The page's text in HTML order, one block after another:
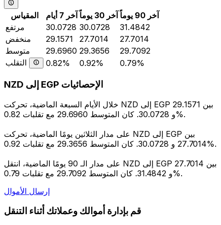
المقياس آخر 7 أيام آخر 30 يوماً
آخر 90 يوماً
مرتفع
30.0728 30.0728
31.4842
منخفض
29.1571 27.7014
27.7014
متوسط
29.6960 29.3656
29.7092
التقلب
0.82% 0.92% 0.79%
NZD إلى EGP الإحصائيات
خلال الأيام السبعة الماضية، تحركت NZD إلى EGP بين 29.1571
و 30.0728. كان المتوسط 29.6960 مع تقلبات 0.82%.
على مدار الثلاثين يومًا الماضية، تحركت NZD إلى EGP بين
27.7014 و 30.0728. كان المتوسط 29.3656 مع تقلبات 0.92%.
على مدار الـ 90 يومًا الماضية، انتقل NZD إلى EGP بين 27.7014
و 31.4842. كان المتوسط 29.7092 مع تقلبات 0.79%.
إرسال الأموال
قم بإدارة أموالك وعملاتك أثناء التنقل